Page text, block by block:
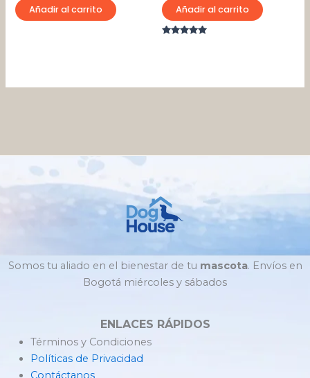
Añadir al carrito Añadir al carrito
Somos tu aliado en el bienestar de tu mascota. Envíos en
Bogotá miércoles y sábados
ENLACES RÁPIDOS
Términos y Condiciones
Políticas de Privacidad
Contáctanos